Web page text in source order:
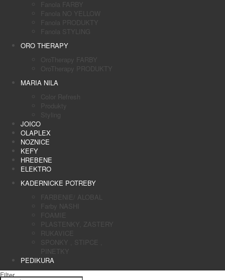
Fanola FARBY
Fanola NO YELLOW
Fanola PRODUKTY
Fanola STYLING
ORO THERAPY
OroTherapy FARBY
OroTherapy PRODUKTY
MARIA NILA
Color Refresh
Produkty
Styling
JOICO
OLAPLEX
NOZNICE
KEFY
HREBENE
ELEKTRO
KADERNICKE POTREBY
FARBENIE/ ALOBAL
Farby NASHI
FOAMIE
PLASTENKY, ZASTERY
RUKAVICE
SPONKY , STIPCE ,
PINETKY
PEDIKURA
Filter